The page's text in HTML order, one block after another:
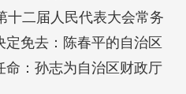
十二届人民代表大会常务
免去：陈春平的自治区
命：孙志为自治区财政厅